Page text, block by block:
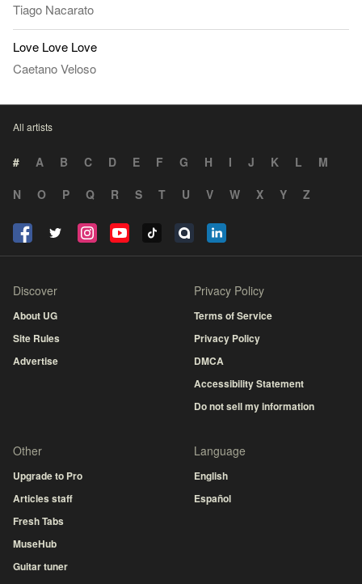
Tiago Nacarato
Love Love Love
Caetano Veloso
All artists
# A B C D E F G H I J K L
M
N
O P Q R S T U V W X Y Z
Discover
About UG
Site Rules
Advertise
Privacy Policy
Terms of Service
Privacy Policy
DMCA
Accessibility Statement
Do not sell my information
Other
Upgrade to Pro
Articles staff
Fresh Tabs
MuseHub
Guitar tuner
Language
English
Español